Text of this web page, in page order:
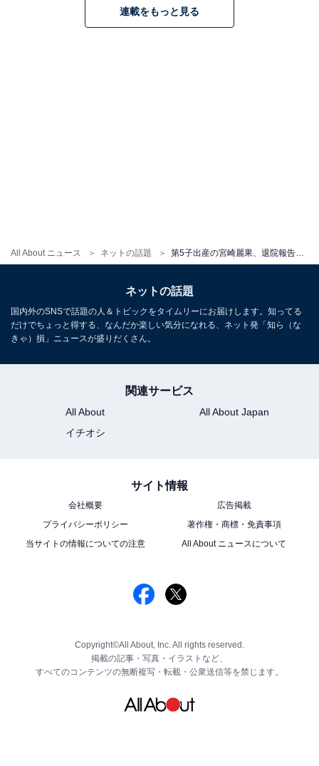
All About ニュース ネットの話題
連載をもっと見る
ネットの話題
国内外のSNSで話題の人＆トピックをタイムリーにお届けします。知ってる
だけでちょっと得する、なんだか楽しい気分になれる、ネット発「知ら（な
きゃ）損」ニュースが盛りだくさん。
関連サービス
All About
All About Japan
イチオシ
サイト情報
会社概要
広告掲載
プライバシーポリシー
著作権・商標・免責事項
当サイトの情報についての注意
All About ニュースについて
Copyright©All About, Inc. All rights reserved.
掲載の記事・写真・イラストなど、
すべてのコンテンツの無断複写・転載・公衆送信等を禁じます。